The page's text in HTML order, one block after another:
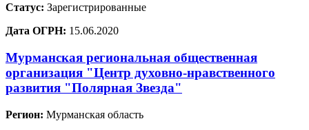
Статус: Зарегистрированные
Дата ОГРН: 15.06.2020
Мурманская региональная общественная
организация "Центр духовно-нравственного
развития "Полярная Звезда"
Регион: Мурманская область